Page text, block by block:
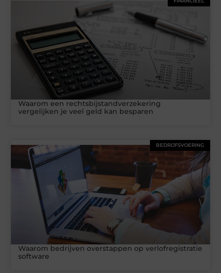
Waarom een rechtsbijstandverzekering
vergelijken je veel geld kan besparen
BEDRIJFSVOERING
Waarom bedrijven overstappen op verlofregistratie
software